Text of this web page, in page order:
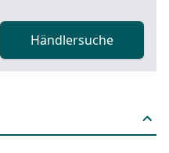
Händlersuche